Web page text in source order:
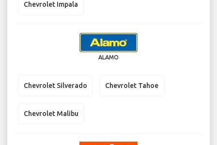
Chevrolet Impala
ALAMO
Chevrolet Silverado Chevrolet Tahoe
Chevrolet Malibu